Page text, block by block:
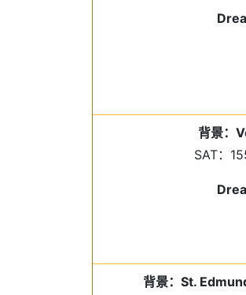
背景：
SAT：
背景：St.